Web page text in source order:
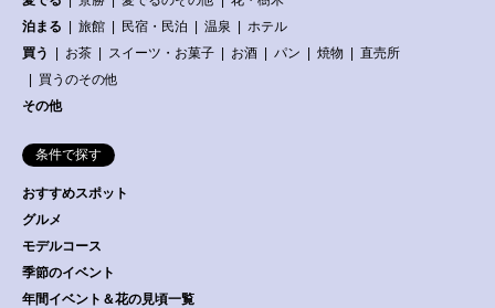
泊まる
旅館 民宿・民泊 温泉
ホテル
買う
お茶 スイーツ・お菓子 お酒 パン 焼物
直売所
買うのその他
その他
条件で探す
おすすめスポット
グルメ
モデルコース
季節のイベント
年間イベント＆花の見頃一覧